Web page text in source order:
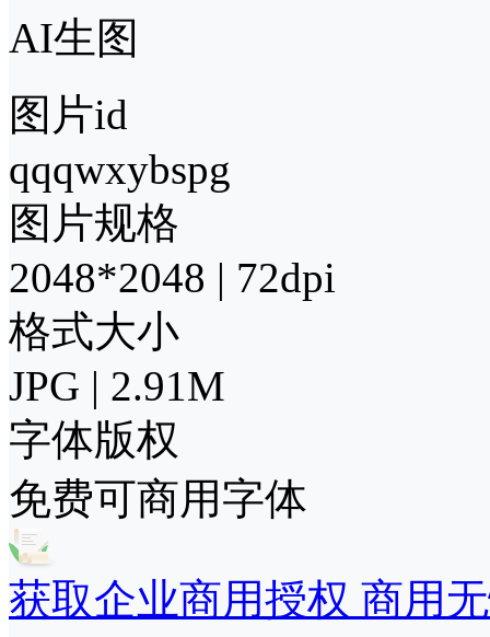
AI生图
图片id
qqqwxybspg
图片规格
2048*2048 | 72dpi
格式大小
JPG | 2.91M
字体版权
免费可商用字体
获取企业商用授权 商用